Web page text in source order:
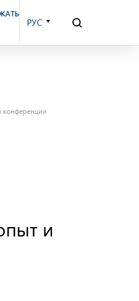
РУС
конференции
и